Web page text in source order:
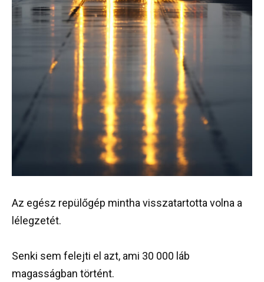
Az egész repülőgép mintha visszatartotta volna a
lélegzetét.
Senki sem felejti el azt, ami 30 000 láb
magasságban történt.